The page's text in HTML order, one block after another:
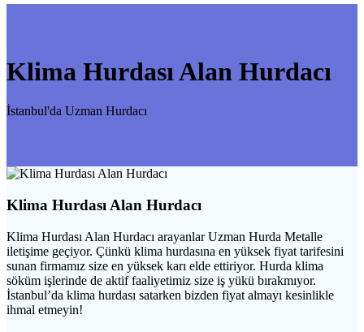
Klima Hurdası Alan Hurdacı
İstanbul'da Uzman Hurdacı
Klima Hurdası Alan Hurdacı
Klima Hurdası Alan Hurdacı arayanlar Uzman Hurda Metalle
iletişime geçiyor. Çünkü klima hurdasına en yüksek fiyat tarifesini
sunan firmamız size en yüksek karı elde ettiriyor. Hurda klima
söküm işlerinde de aktif faaliyetimiz size iş yükü bırakmıyor.
İstanbul’da klima hurdası satarken bizden fiyat almayı kesinlikle
ihmal etmeyin!